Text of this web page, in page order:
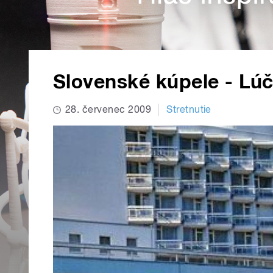
Slovenské kúpele -
28. červenec 2009 Stretnutie